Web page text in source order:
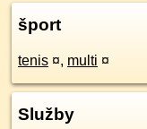
šport
tenis ¤, multi ¤
Služby